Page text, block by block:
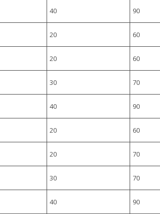
40 90
20 60
20 60
30 70
40 90
20 60
20 70
30 70
40 90